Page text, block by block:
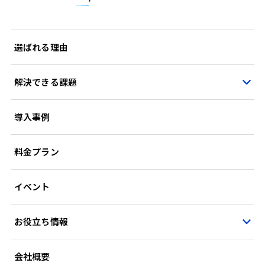
選ばれる理由
解決できる課題
導入事例
料金プラン
イベント
お役立ち情報
会社概要